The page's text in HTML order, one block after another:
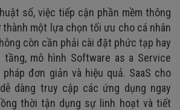
số, việc tiếp cận phần mềm thông
một lựa chọn tối ưu cho cá nhân
còn cần phải cài đặt phức tạp hay
mô hình Software as a Service
đơn giản và hiệu quả. SaaS cho
dàng truy cập các ứng dụng ngay
thời tận dụng sự linh hoạt và tiết